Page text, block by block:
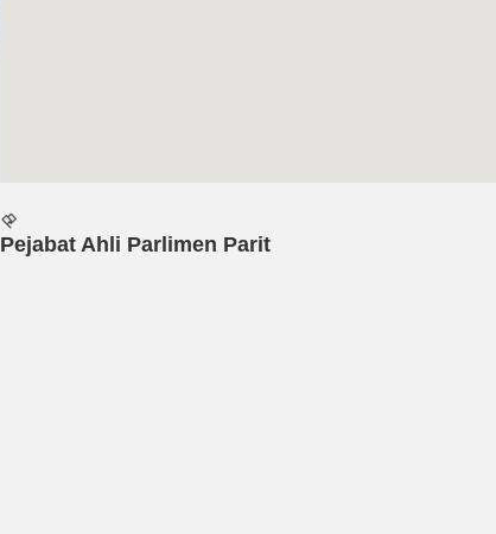
Pejabat Ahli Parlimen Parit